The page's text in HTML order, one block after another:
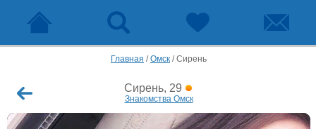
Главная /Омск /Сирень
Сирень, 29
Знакомства Омск